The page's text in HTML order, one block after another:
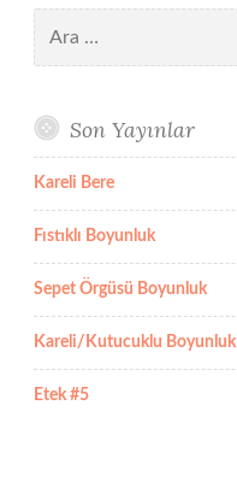
Son Yayınlar
Kareli Bere
Fıstıklı Boyunluk
Sepet Örgüsü Boyunluk
Kareli/Kutucuklu Boyunluk
Etek #5